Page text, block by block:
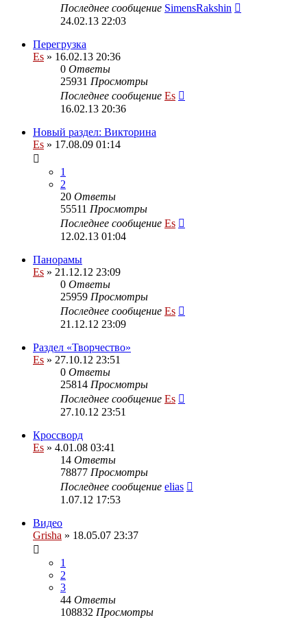
Последнее сообщение SimensRakshin
24.02.13 22:03
Перегрузка
Es » 16.02.13 20:36
0 Ответы
25931 Просмотры
Последнее сообщение Es
16.02.13 20:36
Новый раздел: Викторина
Es » 17.08.09 01:14
1
2
20 Ответы
55511 Просмотры
Последнее сообщение Es
12.02.13 01:04
Панорамы
Es » 21.12.12 23:09
0 Ответы
25959 Просмотры
Последнее сообщение Es
21.12.12 23:09
Раздел «Творчество»
Es » 27.10.12 23:51
0 Ответы
25814 Просмотры
Последнее сообщение Es
27.10.12 23:51
Кроссворд
Es » 4.01.08 03:41
14 Ответы
78877 Просмотры
Последнее сообщение elias
1.07.12 17:53
Видео
Grisha » 18.05.07 23:37
1
2
3
44 Ответы
108832 Просмотры